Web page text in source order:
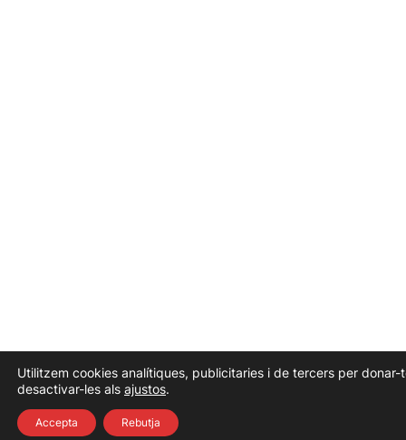
Utilitzem cookies analítiques, publicitaries i de tercers per
desactivar-les als ajustos.
Accepta Rebutja